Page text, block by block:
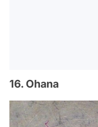
16. Ohana